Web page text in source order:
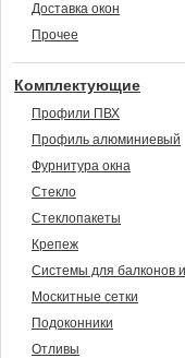
Доставка окон
Прочее
Комплектующие
Профили ПВХ
Профиль алюминиевый
Фурнитура окна
Стекло
Стеклопакеты
Крепеж
Системы для балконов
Москитные сетки
Подоконники
Отливы